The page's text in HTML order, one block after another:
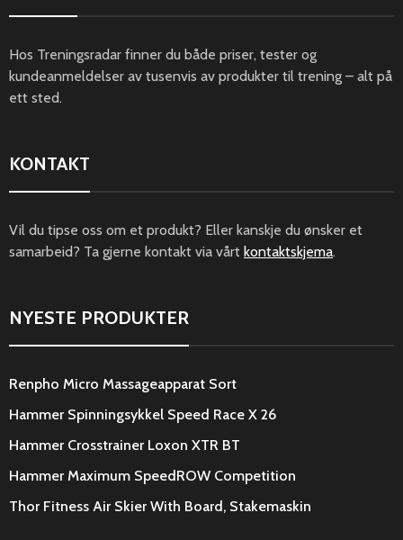
Hos Treningsradar finner du både priser, tester og
kundeanmeldelser av tusenvis av produkter til trening – alt på
ett sted.
KONTAKT
Vil du tipse oss om et produkt? Eller kanskje du ønsker et
samarbeid? Ta gjerne kontakt via vårt kontaktskjema.
NYESTE PRODUKTER
Renpho Micro Massageapparat Sort
Hammer Spinningsykkel Speed Race X 26
Hammer Crosstrainer Loxon XTR BT
Hammer Maximum SpeedROW Competition
Thor Fitness Air Skier With Board, Stakemaskin